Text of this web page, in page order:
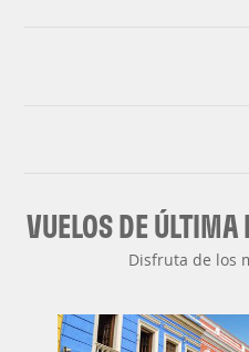
VUELOS DE
Disfruta de los